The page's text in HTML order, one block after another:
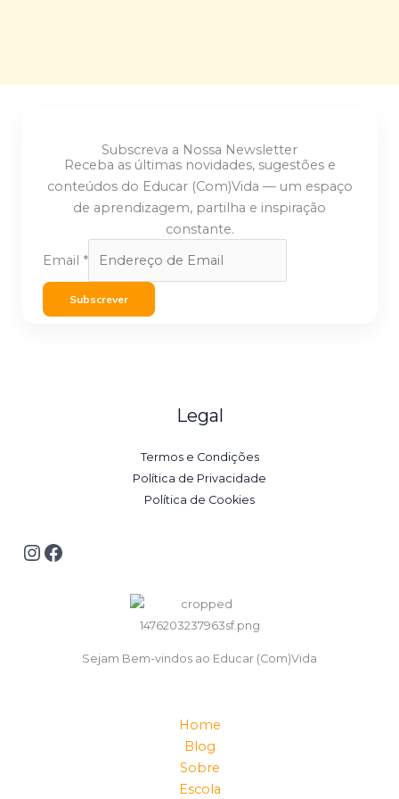
Subscreva a Nossa Newsletter
Receba as últimas novidades, sugestões e
conteúdos do Educar (Com)Vida — um espaço
de aprendizagem, partilha e inspiração
constante.
Email *
Subscrever
Legal
Termos e Condições
Política de Privacidade
Política de Cookies
Sejam Bem-vindos ao Educar (Com)Vida
Home
Blog
Sobre
Escola